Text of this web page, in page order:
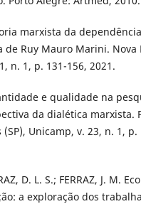
marxista da
Ruy Mauro Marini. Nova
n. 1, p. 131-156, 2021.
e qualidade na
da dialética marxista.
(SP), Unicamp, v. 23, n. 1, p.
D. L. S.; FERRAZ, J. M.
a exploração dos